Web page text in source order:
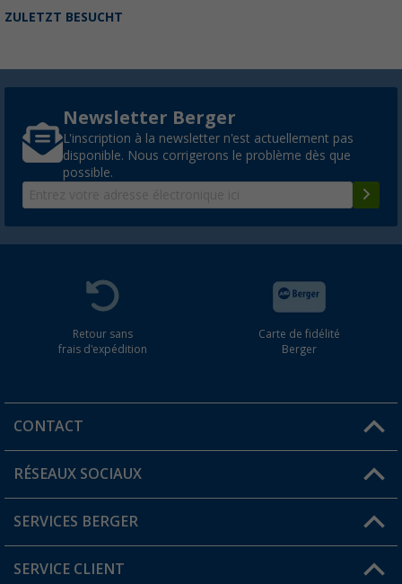
ZULETZT BESUCHT
Newsletter Berger
L'inscription à la newsletter n'est actuellement pas
disponible. Nous corrigerons le problème dès que
possible.
Retour sans
frais d'expédition
Carte de fidélité
Berger
CONTACT
Une question ?
Trouver une magasin
RÉSEAUX SOCIAUX
SERVICES BERGER
Devenir revendeur
SERVICE CLIENT